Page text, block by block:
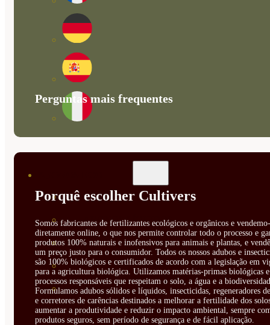
VER TODOS
ABONOS LÍQUIDOS
ABONOS SOLIDOS
BIOESTIMULANTES
SUSTRATOS Y
DECORATIVAS
Perguntas mais frequentes
Porquê escolher Cultivers
Somos fabricantes de fertilizantes ecológicos e orgânicos e
diretamente online, o que nos permite controlar todo o processo e
produtos 100% naturais e inofensivos para animais e plantas, e
um preço justo para o consumidor. Todos os nossos adubos e
são 100% biológicos e certificados de acordo com a legislação em
para a agricultura biológica. Utilizamos matérias-primas biológicas e
processos responsáveis que respeitam o solo, a água e a
Formulamos adubos sólidos e líquidos, insecticidas, regeneradores
e corretores de carências destinados a melhorar a fertilidade dos
aumentar a produtividade e reduzir o impacto ambiental, sempre
produtos seguros, sem período de segurança e de fácil aplicação.